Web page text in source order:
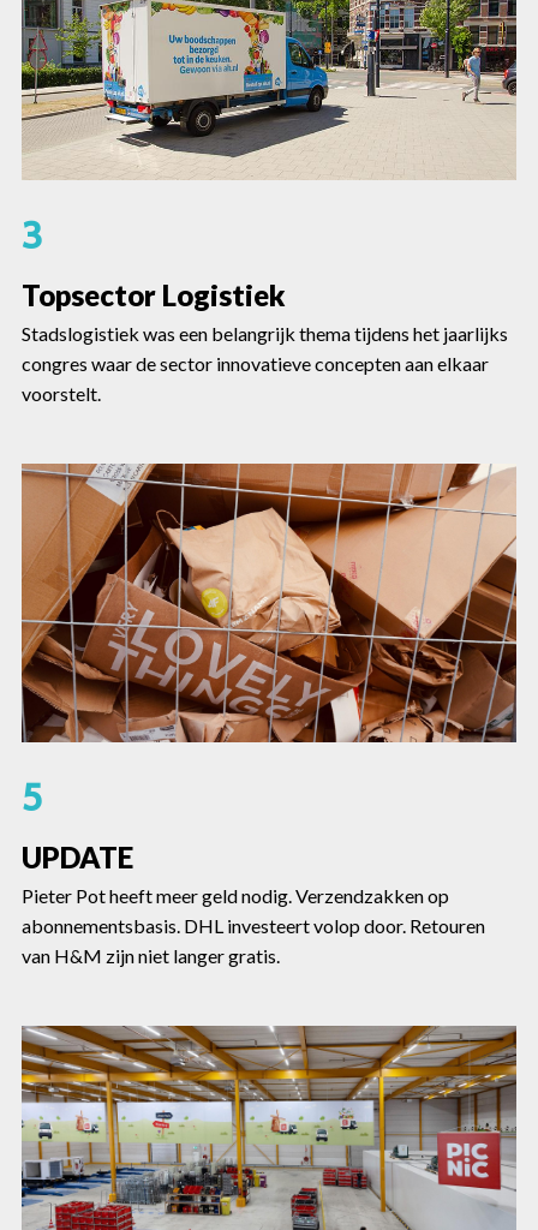
3
Topsector Logistiek
Stadslogistiek was een belangrijk thema tijdens het jaarlijks
congres waar de sector innovatieve concepten aan elkaar
voorstelt.
5
UPDATE
Pieter Pot heeft meer geld nodig. Verzendzakken op
abonnementsbasis. DHL investeert volop door. Retouren
van H&M zijn niet langer gratis.